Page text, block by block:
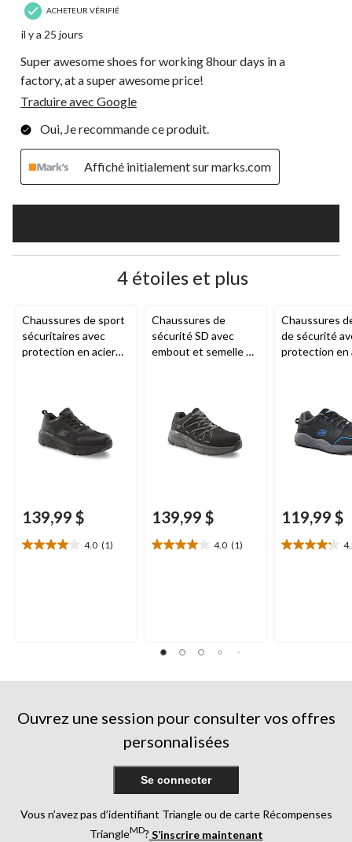
ACHETEUR VÉRIFIÉ
il y a 25 jours
Super awesome shoes for working 8hour days in a
factory, at a super awesome price!
Traduire avec Google
Oui, Je recommande ce produit.
Affiché initialement sur marks.com
4 étoiles et plus
Chaussures de sport
sécuritaires avec
protection en acier
139,99 $
4.0 (1)
4.0
Chaussures de
sécurité SD avec
embout et semelle en
139,99 $
4.0 (1)
4.0
Chaussures
de sécurité
protection en
119,99 $
4.2
Ouvrez une session pour consulter vos offres
personnalisées
Se connecter
Vous n’avez pas d’identifiant Triangle ou de carte Récompenses
TriangleMD? S’inscrire maintenant